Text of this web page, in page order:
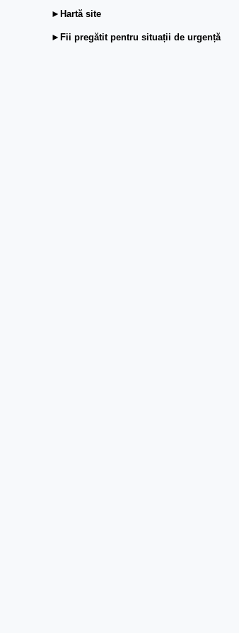
►Hartă site
►Fii pregătit pentru situații de urgență